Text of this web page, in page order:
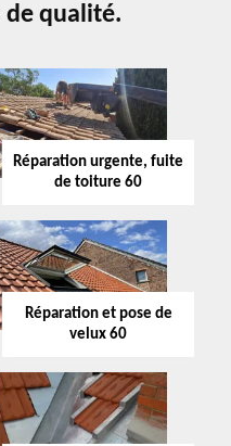
qualité.
Réparation urgente, fuite
de toiture 60
Réparation et pose de
velux 60